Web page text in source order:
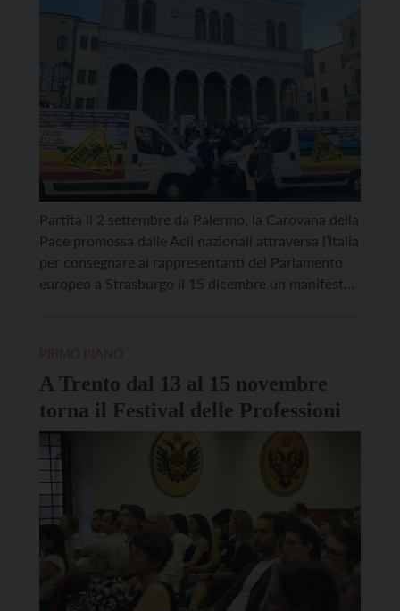
Partita il 2 settembre da Palermo, la Carovana della
Pace promossa dalle Acli nazionali attraversa l’Italia
per consegnare ai rappresentanti del Parlamento
europeo a Strasburgo il 15 dicembre un manifesto
A Trento dal 13 al 15 novembre
torna il Festival delle Professioni